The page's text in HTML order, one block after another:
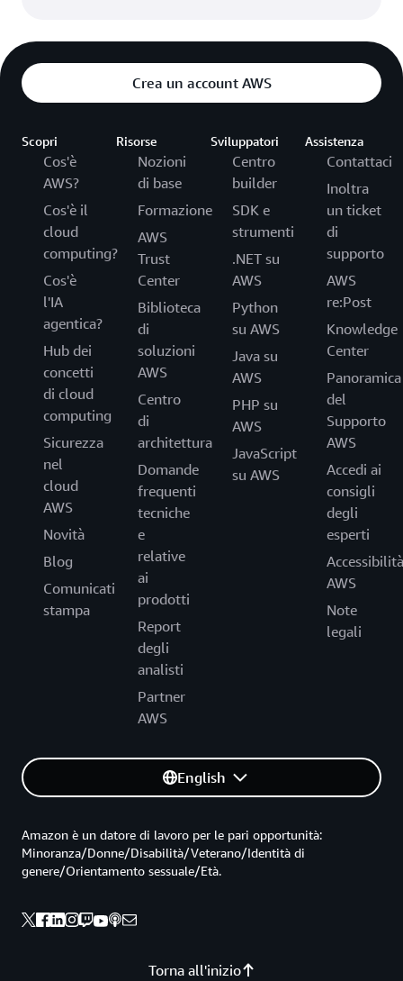
Crea un account AWS
Scopri
Cos'è
AWS?
Cos'è il
cloud
computing?
Cos'è
l'IA
agentica?
Hub dei
concetti
di cloud
computing
Sicurezza
nel
cloud
AWS
Novità
Blog
Comunicati
stampa
Risorse
Nozioni
di base
Formazione
AWS
Trust
Center
Biblioteca
di
soluzioni
AWS
Centro
di
architettura
Domande
frequenti
tecniche
e
relative
ai
prodotti
Report
degli
analisti
Partner
AWS
Sviluppatori
Centro
builder
SDK e
strumenti
.NET su
AWS
Python
su AWS
Java su
AWS
PHP su
AWS
JavaScript
su AWS
Assistenza
Contattaci
Inoltra
un ticket
di
supporto
AWS
re:Post
Knowledge
Center
Panoramica
del
Supporto
AWS
Accedi ai
consigli
degli
esperti
Accessibilità
AWS
Note
legali
English
Torna all'inizio
Amazon è un datore di lavoro per le pari opportunità:
Minoranza/Donne/Disabilità/Veterano/Identità di
genere/Orientamento sessuale/Età.